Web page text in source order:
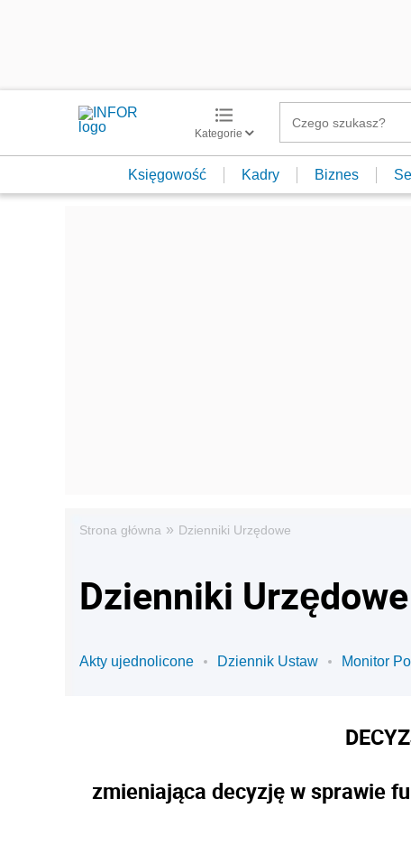
Kategorie
Księgowość Kadry Biznes
Strona główna » Dzienniki Urzędowe
Dzienniki
Akty ujednolicone Dziennik Ustaw Monitor
zmieniająca decyzję w sprawie